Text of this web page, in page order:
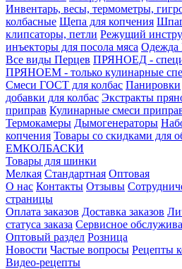
Инвентарь, весы, термометры,
колбасные Щепа для копчения
клипсаторы, петли Режущий
инъекторы для посола мяса
Все виды Перцев ПРЯНОЕД -
ПРЯНОЕМ - только кулинарные
Смеси ГОСТ для колбас Панировки
добавки для колбас Экстракты
приправ Кулинарные смеси
Термокамеры Дымогенераторы
копчения Товары со скидками для
ЕМКОЛБАСКИ
Товары для шинки
Мелкая Стандартная Оптовая
О нас Контакты Отзывы
страницы
Оплата заказов Доставка заказов
статуса заказа Сервисное
Оптовый раздел Розница
Новости Частые вопросы Рецепты
Видео-рецепты